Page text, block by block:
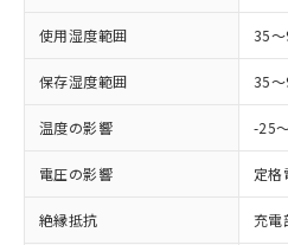
使用湿度範囲 35
保存湿度範囲 35
温度の影響 -25
電圧の影響 定
絶縁抵抗 充電
本サービスは、当
商品の当社在庫状
(税抜)を提供させ
当社制御機器事
本サービスの対
ことをご了承くだ
在庫状況および
調査・確認中：EU
非含有の対応状況を調
商品です。
非該当品：ライセンス
害物質有無と関係のな
仕入先様の事情により、
いたものが、含有品と
むを得ず変更することが
※1 中国RoHS○×表
「○」：最大均質材料
基準値以下であること
「×」：最大均質材料
基準値を超えているこ
「－」：未確認です。
い合わせください。
当社は、これら
為替および外国
（以下｢規制貨物